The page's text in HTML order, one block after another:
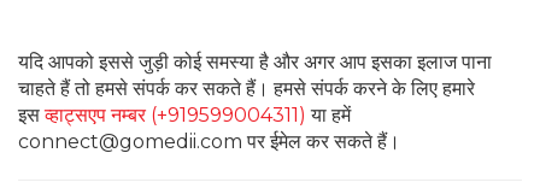
यदि आपको इससे जुड़ी कोई समस्या है और अगर आप इसका इलाज पाना
चाहते हैं तो हमसे संपर्क कर सकते हैं। हमसे संपर्क करने के लिए हमारे
इसव्हाट्सएप नम्बर (+919599004311)या हमें
connect@gomedii.com पर ईमेल कर सकते हैं।